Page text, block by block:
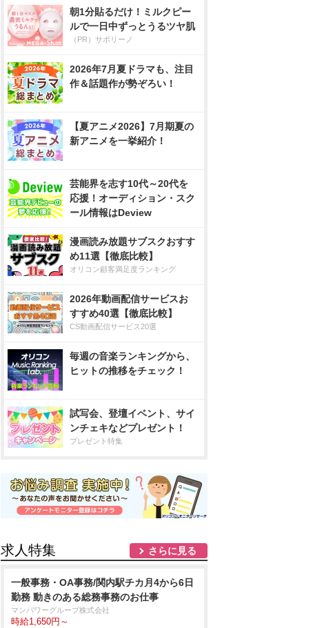
朝1分貼るだけ！ミルクピー
ルで一日中ずっとうるツヤ肌
（PR）サボリーノ
2026年7月夏ドラマも、注目
作＆話題作が勢ぞろい！
【夏アニメ2026】7月期夏の
新アニメを一挙紹介！
芸能界を志す10代～20代を
応援！オーディション・スク
ール情報はDeview
漫画読み放題サブスクおすす
め11選【徹底比較】
オリコン顧客満足度ランキング
2026年動画配信サービスお
すすめ40選【徹底比較】
CS動画配信サービス20選
毎週の音楽ランキングから、
ヒットの推移をチェック！
試写会、登壇イベント、サイ
ンチェキなどプレゼント！
プレゼント特集
求人特集 さらに見る
一般事務・OA事務/関内駅チカ月4から6日
勤務 動きのある総務事務のお仕事
マンパワーグループ株式会社
時給1,650円～